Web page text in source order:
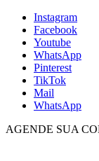
Instagram
Facebook
Youtube
WhatsApp
Pinterest
TikTok
Mail
WhatsApp
AGENDE SUA